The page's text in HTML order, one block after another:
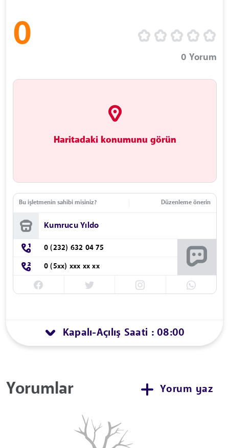
0
0 Yorum
Haritadaki konumunu görün
Bu işletmenin sahibi misiniz? Düzenleme önerin
Kumrucu Yıldo
0 (232) 632 04 75
0 (5xx) xxx xx xx
Kapalı-Açılış Saati : 08:00
Yorumlar Yorum yaz